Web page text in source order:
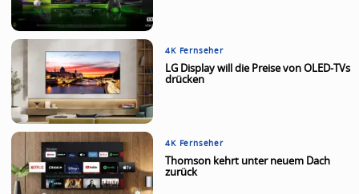
4K Fernseher
LG Display will die Preise von OLED-TVs
drücken
4K Fernseher
Thomson kehrt unter neuem Dach
zurück